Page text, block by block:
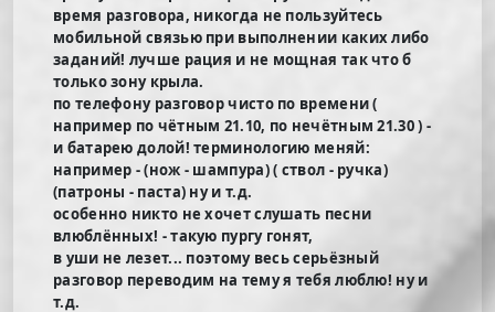
время разговора, никогда не пользуйтесь
мобильной связью при выполнении каких либо
заданий! лучше рация и не мощная так что б
только зону крыла.
по телефону разговор чисто по времени (
например по чётным 21.10, по нечётным 21.30 ) -
и батарею долой! терминологию меняй:
например - (нож - шампура) ( ствол - ручка)
(патроны - паста) ну и т.д.
особенно никто не хочет слушать песни
влюблённых! - такую пургу гонят,
в уши не лезет... поэтому весь серьёзный
разговор переводим на тему я тебя люблю! ну и
т.д.